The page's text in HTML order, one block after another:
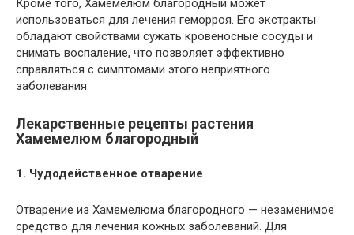
Кроме того, Хамемелюм благородный может
использоваться для лечения геморроя. Его экстракты
обладают свойствами сужать кровеносные сосуды и
снимать воспаление, что позволяет эффективно
справляться с симптомами этого неприятного
заболевания.
Лекарственные рецепты растения
Хамемелюм благородный
1. Чудодейственное отварение
Отварение из Хамемелюма благородного — незаменимое
средство для лечения кожных заболеваний. Для